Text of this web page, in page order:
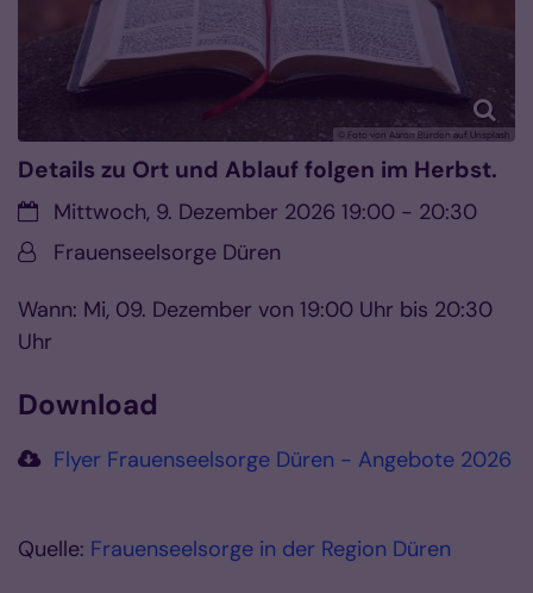
© Foto von Aaron Burden auf Unsplash
Details zu Ort und Ablauf folgen im Herbst.
Datum:Mittwoch, 9. Dezember 2026 19:00 - 20:30
Von:Frauenseelsorge Düren
Wann: Mi, 09. Dezember von 19:00 Uhr bis 20:30
Uhr
Download
Flyer Frauenseelsorge Düren - Angebote 2026
Quelle: Frauenseelsorge in der Region Düren